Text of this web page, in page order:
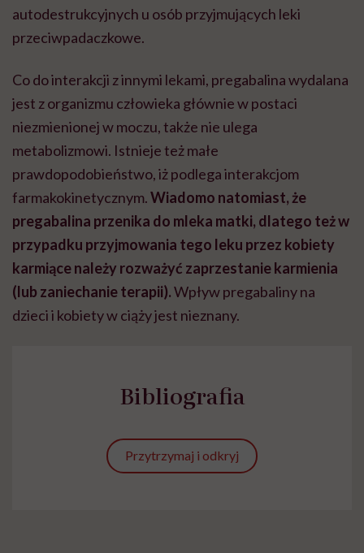
autodestrukcyjnych u osób przyjmujących leki
przeciwpadaczkowe.
Co do interakcji z innymi lekami, pregabalina wydalana
jest z organizmu człowieka głównie w postaci
niezmienionej w moczu, także nie ulega
metabolizmowi. Istnieje też małe
prawdopodobieństwo, iż podlega interakcjom
farmakokinetycznym.Wiadomo natomiast, że
pregabalina przenika do mleka matki, dlatego też w
przypadku przyjmowania tego leku przez kobiety
karmiące należy rozważyć zaprzestanie karmienia
(lub zaniechanie terapii).Wpływ pregabaliny na
dzieci i kobiety w ciąży jest nieznany.
Bibliografia
Przytrzymaj i odkryj